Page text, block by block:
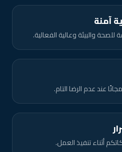
آمنة
والبيئة وعالية الفعالية.
عند عدم الرضا التام.
أثناء تنفيذ العمل.